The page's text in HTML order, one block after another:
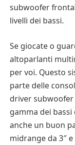
subwoofer
livelli dei bassi.
Se giocate o
altoparlanti
per voi. Questo
parte delle
driver
gamma dei
anche un buon
midrange da 3″